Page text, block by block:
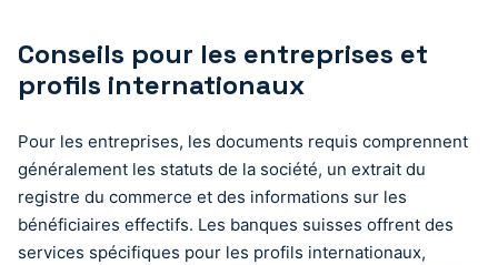
Conseils pour les entreprises et
profils internationaux
Pour les entreprises, les documents requis comprennent
généralement les statuts de la société, un extrait du
registre du commerce et des informations sur les
bénéficiaires effectifs. Les banques suisses offrent des
services spécifiques pour les profils internationaux,